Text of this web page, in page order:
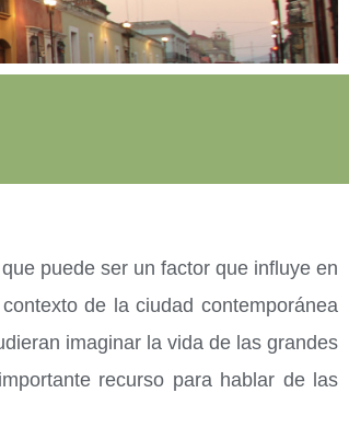
puede ser un factor que influye en
de la ciudad contemporánea
imaginar la vida de las grandes
recurso para hablar de las